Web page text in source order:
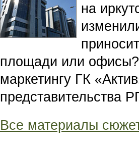
на
площади или офисы?
маркетингу ГК
представительства
Все материалы